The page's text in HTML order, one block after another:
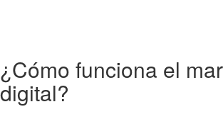
¿Cómo funciona el
digital?